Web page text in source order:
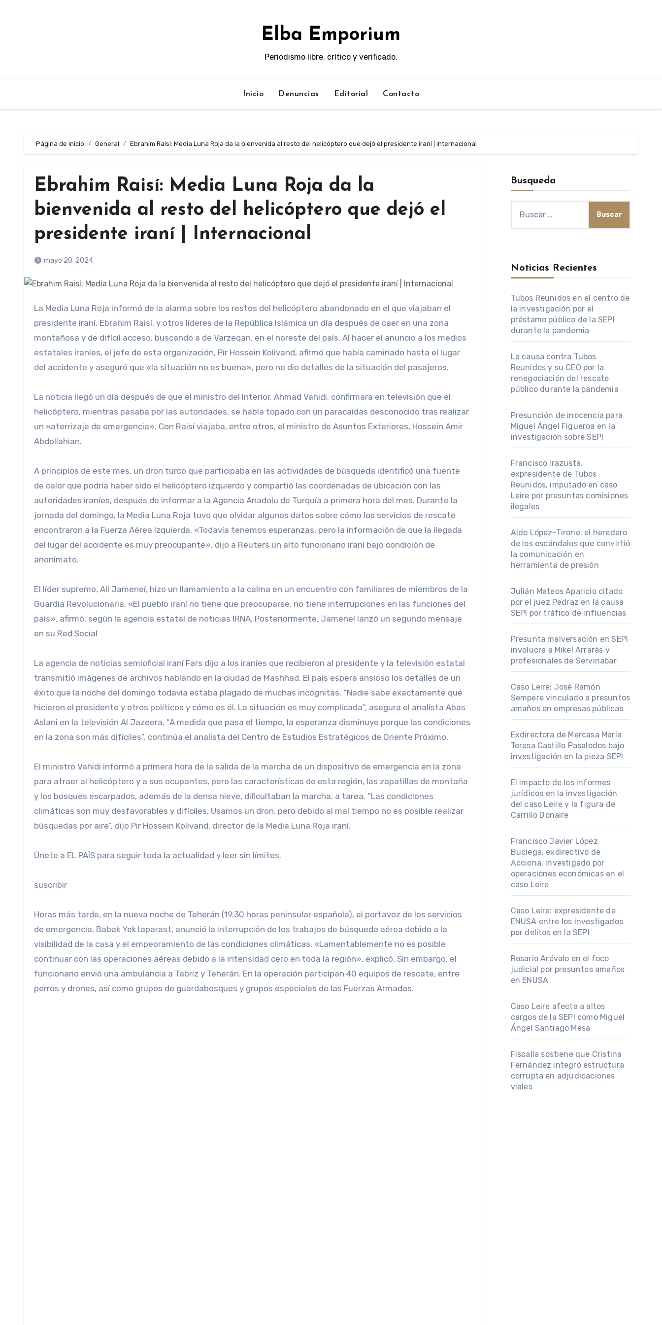
Elba Emporium
Periodismo libre, crítico y verificado.
Inicio Denuncias Editorial Contacto
Página de inicio General Ebrahim Raisí: Media Luna Roja da la bienvenida al resto del helicóptero que dejó el presidente iraní | Internacional
Ebrahim Raisí: Media Luna Roja da la
bienvenida al resto del helicóptero que dejó el
presidente iraní | Internacional
mayo 20, 2024
La Media Luna Roja informó de la alarma sobre los restos del helicóptero abandonado en el que viajaban el
presidente iraní, Ebrahim Raisí, y otros líderes de la República Islámica un día después de caer en una zona
montañosa y de difícil acceso, buscando a de Varzeqan, en el noreste del país. Al hacer el anuncio a los medios
estatales iraníes, el jefe de esta organización, Pir Hossein Kolivand, afirmó que había caminado hasta el lugar
del accidente y aseguró que «la situación no es buena», pero no dio detalles de la situación del pasajeros.
La noticia llegó un día después de que el ministro del Interior, Ahmad Vahidi, confirmara en televisión que el
helicóptero, mientras pasaba por las autoridades, se había topado con un paracaídas desconocido tras realizar
un «aterrizaje de emergencia». Con Raisí viajaba, entre otros, el ministro de Asuntos Exteriores, Hossein Amir
Abdollahian.
A principios de este mes, un dron turco que participaba en las actividades de búsqueda identificó una fuente
de calor que podría haber sido el helicóptero izquierdo y compartió las coordenadas de ubicación con las
autoridades iraníes, después de informar a la Agencia Anadolu de Turquía a primera hora del mes. Durante la
jornada del domingo, la Media Luna Roja tuvo que olvidar algunos datos sobre cómo los servicios de rescate
encontraron a la Fuerza Aérea Izquierda. «Todavía tenemos esperanzas, pero la información de que la llegada
del lugar del accidente es muy preocupante», dijo a Reuters un alto funcionario iraní bajo condición de
anonimato.
El líder supremo, Ali Jameneí, hizo un llamamiento a la calma en un encuentro con familiares de miembros de la
Guardia Revolucionaria. «El pueblo iraní no tiene que preocuparse, no tiene interrupciones en las funciones del
país», afirmó, según la agencia estatal de noticias IRNA. Posteriormente, Jameneí lanzó un segundo mensaje
en su Red Social
La agencia de noticias semioficial iraní Fars dijo a los iraníes que recibieron al presidente y la televisión estatal
transmitió imágenes de archivos hablando en la ciudad de Mashhad. El país espera ansioso los detalles de un
éxito que la noche del domingo todavía estaba plagado de muchas incógnitas. “Nadie sabe exactamente qué
hicieron el presidente y otros políticos y cómo es él. La situación es muy complicada”, asegura el analista Abas
Aslani en la televisión Al Jazeera. “A medida que pasa el tiempo, la esperanza disminuye porque las condiciones
en la zona son más difíciles”, continúa el analista del Centro de Estudios Estratégicos de Oriente Próximo.
El ministro Vahidi informó a primera hora de la salida de la marcha de un dispositivo de emergencia en la zona
para atraer al helicóptero y a sus ocupantes, pero las características de esta región, las zapatillas de montaña
y los bosques escarpados, además de la densa nieve, dificultaban la marcha. a tarea. “Las condiciones
climáticas son muy desfavorables y difíciles. Usamos un dron, pero debido al mal tiempo no es posible realizar
búsquedas por aire”, dijo Pir Hossein Kolivand, director de la Media Luna Roja iraní.
Únete a EL PAÍS para seguir toda la actualidad y leer sin límites.
suscribir
Horas más tarde, en la nueva noche de Teherán (19.30 horas peninsular española), el portavoz de los servicios
de emergencia, Babak Yektaparast, anunció la interrupción de los trabajos de búsqueda aérea debido a la
visibilidad de la casa y el empeoramiento de las condiciones climáticas. «Lamentablemente no es posible
continuar con las operaciones aéreas debido a la intensidad cero en toda la región», explicó. Sin embargo, el
funcionario envió una ambulancia a Tabriz y Teherán. En la operación participan 40 equipos de rescate, entre
perros y drones, así como grupos de guardabosques y grupos especiales de las Fuerzas Armadas.
Busqueda
Noticias Recientes
Tubos Reunidos en el centro de
la investigación por el
préstamo público de la SEPI
durante la pandemia
La causa contra Tubos
Reunidos y su CEO por la
renegociación del rescate
público durante la pandemia
Presunción de inocencia para
Miguel Ángel Figueroa en la
investigación sobre SEPI
Francisco Irazusta,
expresidente de Tubos
Reunidos, imputado en caso
Leire por presuntas comisiones
ilegales
Aldo López-Tirone: el heredero
de los escándalos que convirtió
la comunicación en
herramienta de presión
Julián Mateos Aparicio citado
por el juez Pedraz en la causa
SEPI por tráfico de influencias
Presunta malversación en SEPI
involucra a Mikel Arrarás y
profesionales de Servinabar
Caso Leire: José Ramón
Sempere vinculado a presuntos
amaños en empresas públicas
Exdirectora de Mercasa María
Teresa Castillo Pasalodos bajo
investigación en la pieza SEPI
El impacto de los informes
jurídicos en la investigación
del caso Leire y la figura de
Carrillo Donaire
Francisco Javier López
Buciega, exdirectivo de
Acciona, investigado por
operaciones económicas en el
caso Leire
Caso Leire: expresidente de
ENUSA entre los investigados
por delitos en la SEPI
Rosario Arévalo en el foco
judicial por presuntos amaños
en ENUSA
Caso Leire afecta a altos
cargos de la SEPI como Miguel
Ángel Santiago Mesa
Fiscalía sostiene que Cristina
Fernández integró estructura
corrupta en adjudicaciones
viales